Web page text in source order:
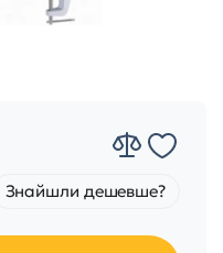
Знайшли дешевше?